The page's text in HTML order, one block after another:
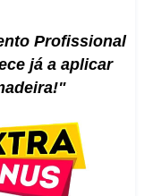
Profissional
já a aplicar